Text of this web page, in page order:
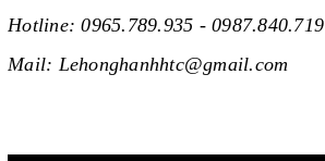
Hotline: 0965.789.935 - 0987.840.719
Mail: Lehonghanhhtc@gmail.com